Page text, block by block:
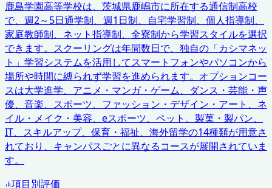
鹿島学園高等学校は、茨城県鹿嶋市に所在する通信制高校
で、週2～5日通学制、週1日制、自宅学習制、個人指導制、
家庭教師制、ネット指導制、全寮制から学習スタイルを選択
できます。スクーリングは年間数日で、独自の「カシマネッ
ト」学習システムを活用してスマートフォンやパソコンから
場所や時間に縛られず学習を進められます。オプションコー
スは大学進学、アニメ・マンガ・ゲーム、ダンス・芸能・声
優、音楽、スポーツ、ファッション・デザイン・アート、ネ
イル・メイク・美容、eスポーツ、ペット、製菓・製パン、
IT、スキルアップ、保育・福祉、海外留学の14種類が用意さ
れており、キャンパスごとに異なるコースが展開されていま
す。
項目別評価